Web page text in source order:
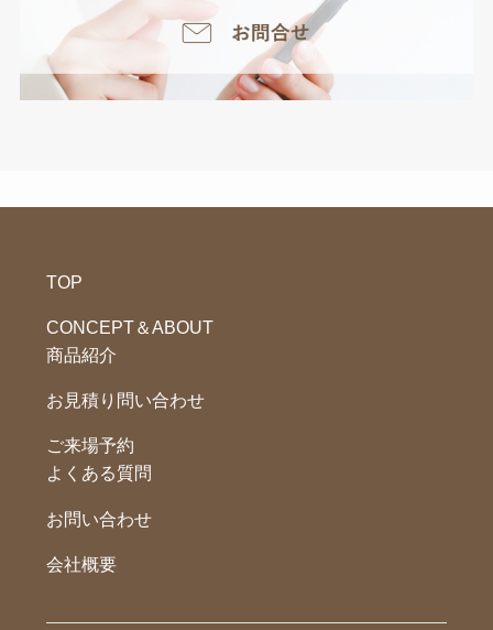
TOP
CONCEPT＆ABOUT
商品紹介
お見積り問い合わせ
ご来場予約
よくある質問
お問い合わせ
会社概要